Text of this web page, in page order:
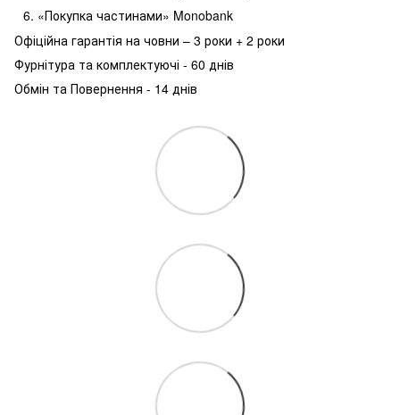
«Покупка частинами» Monobank
Офіційна гарантія на човни – 3 роки + 2 роки
Фурнітура та комплектуючі - 60 днів
Обмін та Повернення - 14 днів